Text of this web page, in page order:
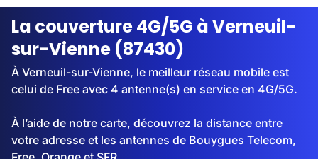
Streaming
La couverture 4G/5G à Verneuil-
sur-Vienne (87430)
À Verneuil-sur-Vienne, le meilleur réseau mobile est
celui de Free avec 4 antenne(s) en service en 4G/5G.
À l’aide de notre carte, découvrez la distance entre
votre adresse et les antennes de Bouygues Telecom,